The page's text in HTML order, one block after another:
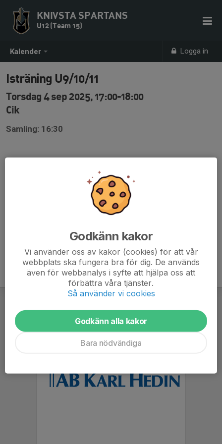
Kalender Logga in
KNIVSTA SPARTANS
U12 (Team 15)
Isträning U9/10/11
Torsdag 4 sep 2025, 17:00-18:00
Cik
Samling: 16:30
Godkänn kakor
Vi använder oss av kakor (cookies) för att vår
webbplats ska fungera bra för dig. De används
även för webbanalys i syfte att hjälpa oss att
förbättra våra tjänster.
Så använder vi cookies
Godkänn alla kakor
Bara nödvändiga